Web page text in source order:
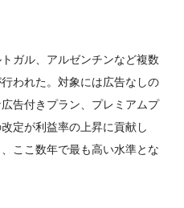
ガル、アルゼンチンなど複数
われた。対象には広告なしの
告付きプラン、プレミアムプ
定が利益率の上昇に貢献し
ここ数年で最も高い水準とな